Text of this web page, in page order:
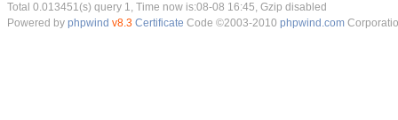
Total 0.013451(s) query 1, Time now is:08-08 16:45, Gzip disabled
Powered by phpwind v8.3 Certificate Code ©2003-2010 phpwind.com